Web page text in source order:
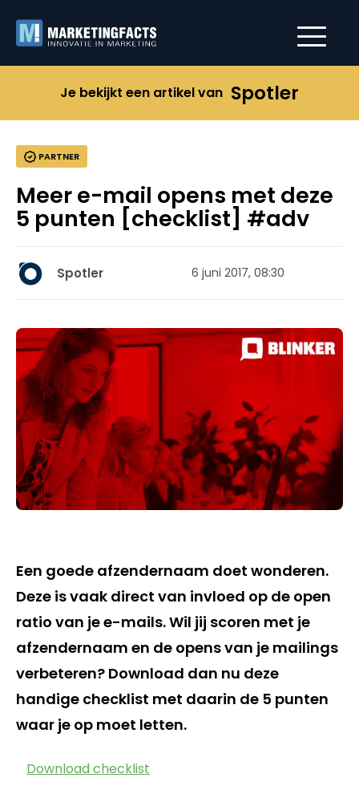
Je bekijkt een artikel van Spotler
PARTNER
Meer e-mail opens met deze
5 punten [checklist] #adv
Spotler 6 juni 2017, 08:30
Een goede afzendernaam doet wonderen.
Deze is vaak direct van invloed op de open
ratio van je e-mails. Wil jij scoren met je
afzendernaam en de opens van je mailings
verbeteren? Download dan nu deze
handige checklist met daarin de 5 punten
waar je op moet letten.
Download checklist